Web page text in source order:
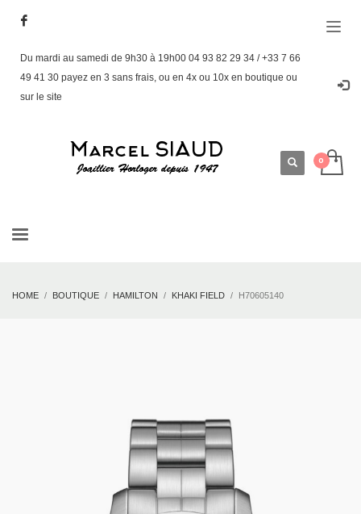
Du mardi au samedi de 9h30 à 19h00 04 93 82 29 34 / +33 7 66
49 41 30 payez en 3 sans frais, ou en 4x ou 10x en boutique ou
sur le site
HOME BOUTIQUE HAMILTON KHAKI FIELD H70605140